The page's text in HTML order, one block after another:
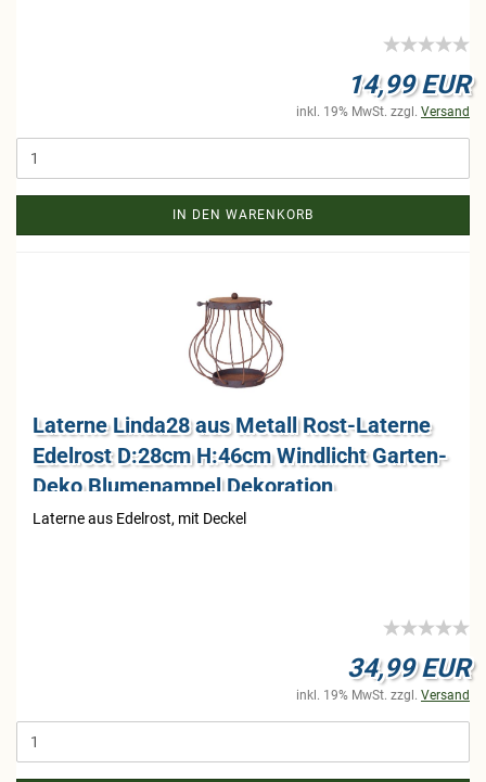
14,99 EUR
inkl. 19% MwSt. zzgl. Versand
IN DEN WARENKORB
La­ter­ne Linda28 aus Me­tall Rost-​La­ter­ne
Edel­rost D:28cm H:46cm Wind­licht Garten-​​
Deko Blu­men­am­pel De­ko­ra­ti­on
La­ter­ne aus Edel­rost, mit De­ckel
34,99 EUR
inkl. 19% MwSt. zzgl. Versand